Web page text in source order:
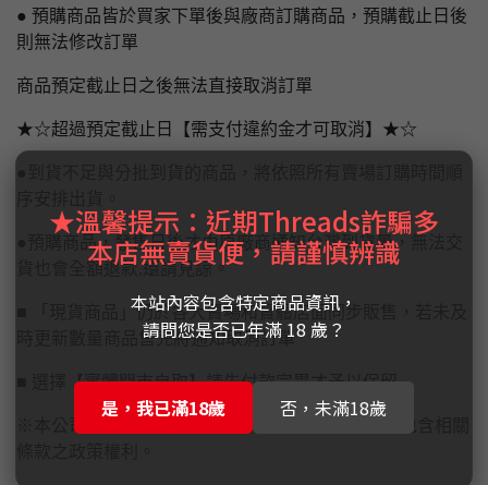
● 預購商品皆於買家下單後與廠商訂購商品，預購截止日後
則無法修改訂單
商品預定截止日之後無法直接取消訂單
★☆超過預定截止日【需支付違約金才可取消】★☆
●預購商品，發售日後才由原廠商通知台灣到貨量，無法交
貨也會全額退款,還請見諒。
■ 「現貨商品」仍於各大賣場和實體店面同步販售，若未及
時更新數量商品售完將通知取消訂單
■ 選擇【實體門市自取】請先付款完畢才予以保留
※本公司保有隨時異動、修改本官方網站一切內容包含相關
★溫馨提示：近期Threads詐騙多
本店無賣貨便，請謹慎辨識
本站內容包含特定商品資訊，
請問您是否已年滿 18 歲？
是，我已滿18歲 否，未滿18歲